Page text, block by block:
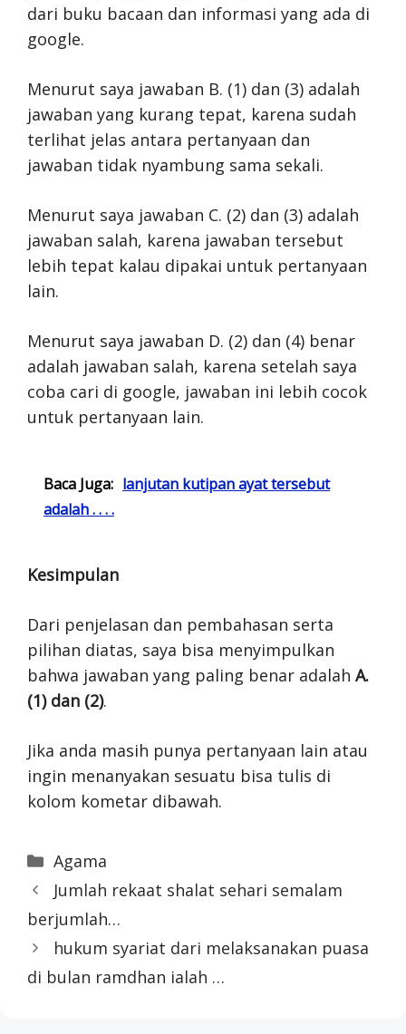
dari buku bacaan dan informasi yang ada di
google.
Menurut saya jawaban B. (1) dan (3) adalah
jawaban yang kurang tepat, karena sudah
terlihat jelas antara pertanyaan dan
jawaban tidak nyambung sama sekali.
Menurut saya jawaban C. (2) dan (3) adalah
jawaban salah, karena jawaban tersebut
lebih tepat kalau dipakai untuk pertanyaan
lain.
Menurut saya jawaban D. (2) dan (4) benar
adalah jawaban salah, karena setelah saya
coba cari di google, jawaban ini lebih cocok
untuk pertanyaan lain.
Baca Juga: lanjutan kutipan ayat tersebut
adalah . . . .
Kesimpulan
Dari penjelasan dan pembahasan serta
pilihan diatas, saya bisa menyimpulkan
bahwa jawaban yang paling benar adalah A.
(1) dan (2).
Jika anda masih punya pertanyaan lain atau
ingin menanyakan sesuatu bisa tulis di
kolom kometar dibawah.
Categories
Agama
Jumlah rekaat shalat sehari semalam
berjumlah…
hukum syariat dari melaksanakan puasa
di bulan ramdhan ialah …